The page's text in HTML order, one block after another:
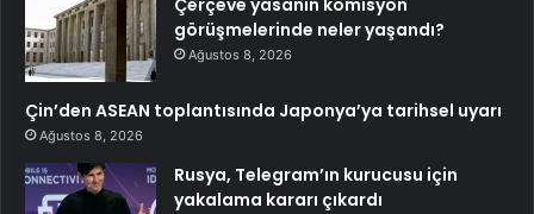
Çerçeve yasanın komisyon
görüşmelerinde neler yaşandı?
Ağustos 8, 2026
Çin’den ASEAN toplantısında Japonya’ya tarihsel uyarı
Ağustos 8, 2026
Rusya, Telegram’ın kurucusu için
yakalama kararı çıkardı